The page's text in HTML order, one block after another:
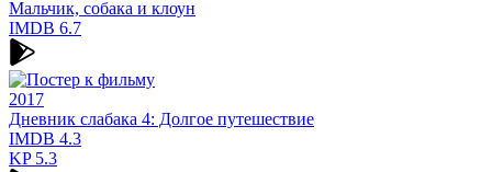
Мальчик, собака и клоун
IMDB 6.7
2017
Дневник слабака 4: Долгое путешествие
IMDB 4.3
KP5.3